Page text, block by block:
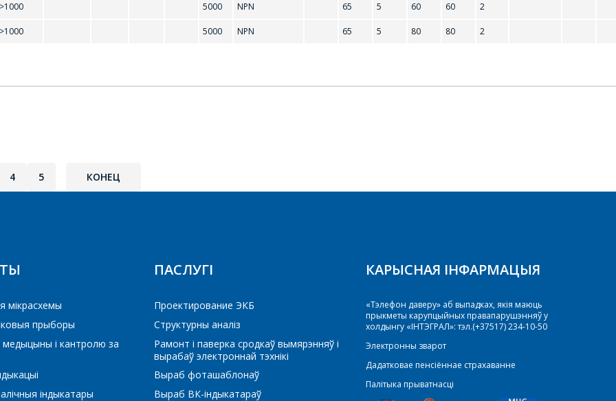
BDV64В BDV65
BF422 BF423
>1000 5000 NPN 65 5 60 60 2
>1000 5000 NPN 65 5 80 80 2
4 5 КОНЕЦ
мікрасхемы
прыборы
і кантролю за
індыкатары
ПАСЛУГІ
Проектирование ЭКБ
Структурны аналіз
Рамонт і паверка сродкаў вымярэнняў і
вырабаў электроннай тэхнікі
Выраб фоташаблонаў
Выраб ВК-індыкатараў
КАРЫСНАЯ ІНФАРМАЦЫЯ
«Тэлефон даверу» аб выпадках, якія маюць
прыкметы карупцыйных правапарушэнняў у
холдынгу «ІНТЭГРАЛ»: тэл.(+37517) 234-10-50
Электронны зварот
Дадатковае пенсіённае страхаванне
Палітыка прыватнасці
СОХРАНИТЬ